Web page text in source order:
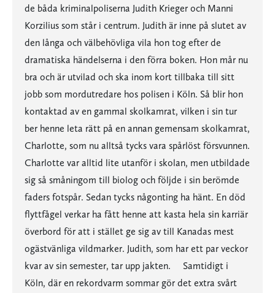
de båda kriminalpoliserna Judith Krieger och Manni
Korzilius som står i centrum. Judith är inne på slutet av
den långa och välbehövliga vila hon tog efter de
dramatiska händelserna i den förra boken. Hon mår nu
bra och är utvilad och ska inom kort tillbaka till sitt
jobb som mordutredare hos polisen i Köln. Så blir hon
kontaktad av en gammal skolkamrat, vilken i sin tur
ber henne leta rätt på en annan gemensam skolkamrat,
Charlotte, som nu alltså tycks vara spårlöst försvunnen.
Charlotte var alltid lite utanför i skolan, men utbildade
sig så småningom till biolog och följde i sin berömde
faders fotspår. Sedan tycks någonting ha hänt. En död
flyttfågel verkar ha fått henne att kasta hela sin karriär
överbord för att i stället ge sig av till Kanadas mest
ogästvänliga vildmarker. Judith, som har ett par veckor
kvar av sin semester, tar upp jakten. Samtidigt i
Köln, där en rekordvarm sommar gör det extra svårt